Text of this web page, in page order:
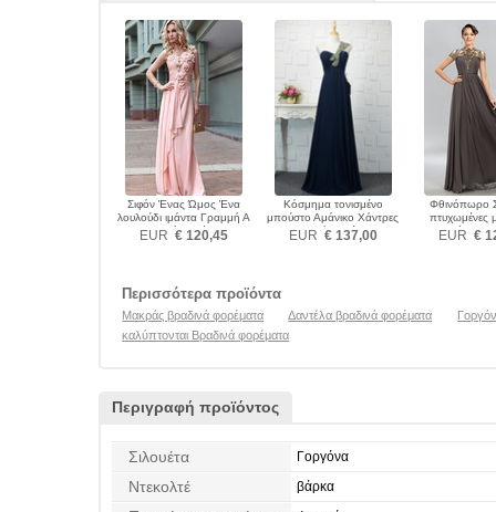
Σιφόν Ένας Ώμος Ένα
λουλούδι ιμάντα Γραμμή Α
Βραδινά φορέματα
EUR € 120,45
Κόσμημα τονισμένο
μπούστο Αμάνικο Χάντρες
Βραδινά φορέματα
EUR € 137,00
Φθινόπωρο
πτυχωμένες
EUR €
Περισσότερα προϊόντα
Μακράς βραδινά φορέματα Δαντέλα βραδινά φορέματα
καλύπτονται Βραδινά φορέματα
Περιγραφή προϊόντος
Σιλουέτα Γοργόνα
Ντεκολτέ βάρκα